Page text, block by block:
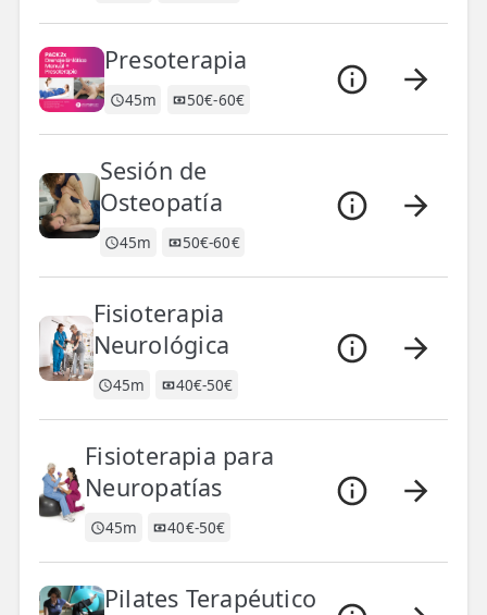
Presoterapia
45m 50€-60€
Sesión de
Osteopatía
45m 50€-60€
Fisioterapia
Neurológica
45m 40€-50€
Fisioterapia para
Neuropatías
45m 40€-50€
Pilates Terapéutico